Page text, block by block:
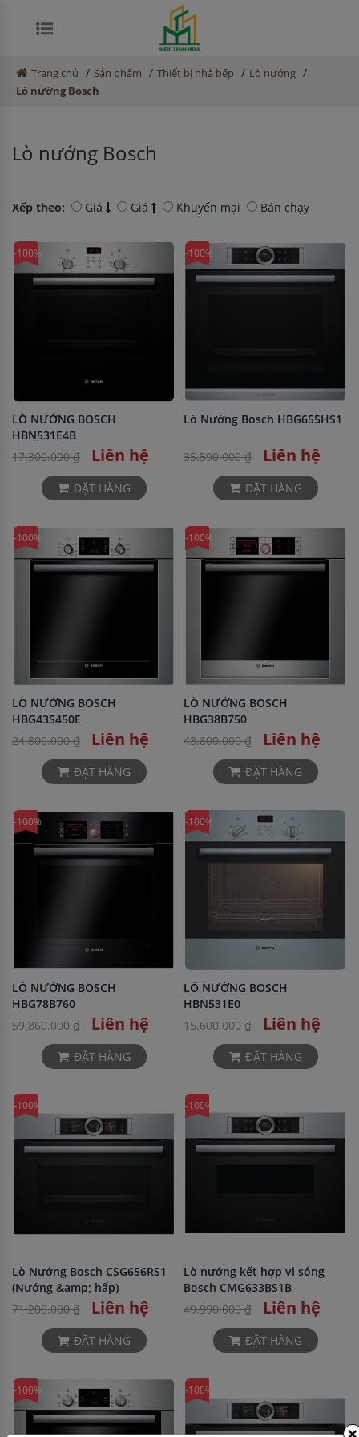
Trang chủ / Sản phẩm / Thiết bị nhà bếp / Lò nướng /
Lò nướng Bosch
Lò nướng Bosch
Xếp theo: Giá Giá Khuyến mại Bán chạy
-100%
LÒ NƯỚNG BOSCH
HBN531E4B
17.300.000 ₫
Liên hệ
ĐẶT HÀNG
-100%
Lò Nướng Bosch HBG655HS1
35.590.000 ₫ Liên hệ
ĐẶT HÀNG
-100%
LÒ NƯỚNG BOSCH
HBG43S450E
24.800.000 ₫
Liên hệ
ĐẶT HÀNG
-100%
LÒ NƯỚNG BOSCH
HBG38B750
43.800.000 ₫
Liên hệ
ĐẶT HÀNG
-100%
LÒ NƯỚNG BOSCH
HBG78B760
59.860.000 ₫
Liên hệ
ĐẶT HÀNG
-100%
LÒ NƯỚNG BOSCH
HBN531E0
15.600.000 ₫
Liên hệ
ĐẶT HÀNG
-100%
Lò Nướng Bosch CSG656RS1
(Nướng &amp; hấp)
71.200.000 ₫
Liên hệ
ĐẶT HÀNG
-100%
Lò nướng kết hợp vi sóng
Bosch CMG633BS1B
49.990.000 ₫
Liên hệ
ĐẶT HÀNG
-100% -100%